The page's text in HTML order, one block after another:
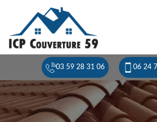
03 59 28 31 06 06 24